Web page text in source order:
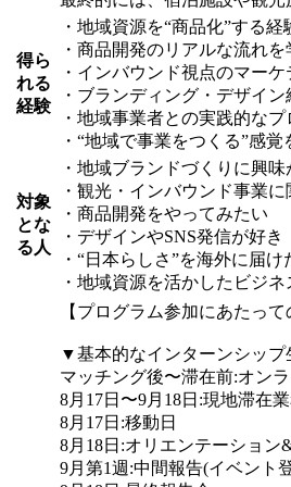
得ら
れる
経験
・地域資源を“商品化”する経
・商品開発のリアルな流れを
・インバウンド視点のマー
・ブランディング・デザイン
・地域事業者との実践的な
・“地域で事業をつくる”感覚
対象
とな
る人
・地域ブランドづくりに興味
・観光・インバウンド事業
・商品開発をやってみたい
・デザインやSNS発信が好き
・“日本らしさ”を海外に届け
・地域資源を活かしたビジ
【プログラム参加にあたって
▼基本的なインターンシップ
マッチング後〜滞在前:オン
8月17日〜9月18日:現地滞在
8月17日:移動日
8月18日:オリエンテーション
9月第1週:中間報告(イベント